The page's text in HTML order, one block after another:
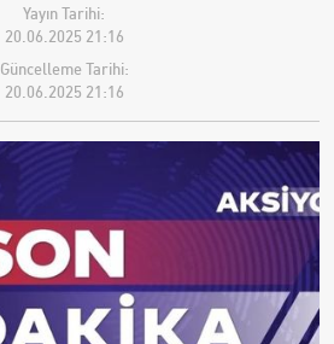
Yayın Tarihi:
20.06.2025 21:16
Güncelleme Tarihi:
20.06.2025 21:16